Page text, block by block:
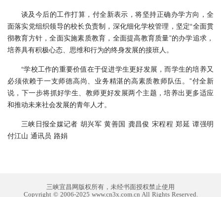
谈及今后的工作打算，付全新表示，将坚持正确办学方向，全
面落实党组织领导的校长负责制，深化细化学校管理，坚定“全面贯
彻教育方针，全面实施素质教育，全面提高教育质量”的办学追求，
培养具有积极心态、思维和行为的终身发展的接班人。
“学校工作的重要价值在于促进学生更好发展，而学生的培养又
必须依赖于一支师德高尚、业务精湛的高素质教师队伍。”付全新
说，下一步将抓好学生、教师更好发展两个主题，培养出更多适应
和推动未来社会发展的青年人才。
三峡日报全媒记者 胡兴军 黄善国 龚昌俊 宋程程 郑延 谭强明
付江山 通讯员 路娟
三峡宜昌网版权所有，未经书面授权禁止使用
Copyright © 2006-2025 www.cn3x.com.cn All Rights Reserved.